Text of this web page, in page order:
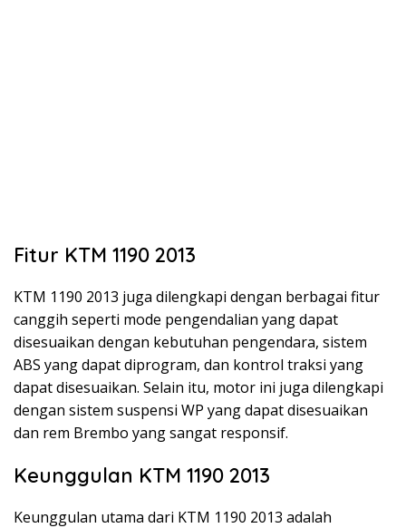
Fitur KTM 1190 2013
KTM 1190 2013 juga dilengkapi dengan berbagai fitur
canggih seperti mode pengendalian yang dapat
disesuaikan dengan kebutuhan pengendara, sistem
ABS yang dapat diprogram, dan kontrol traksi yang
dapat disesuaikan. Selain itu, motor ini juga dilengkapi
dengan sistem suspensi WP yang dapat disesuaikan
dan rem Brembo yang sangat responsif.
Keunggulan KTM 1190 2013
Keunggulan utama dari KTM 1190 2013 adalah